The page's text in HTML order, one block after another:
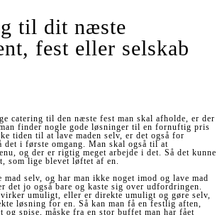
til dit næste
fest eller selskab
catering til den næste fest man skal afholde, er der
finder nogle gode løsninger til en fornuftig pris
tiden til at lave maden selv, er det også for
det i første omgang. Man skal også til at
og der er rigtig meget arbejde i det. Så det kunne
som lige blevet løftet af en.
selv, og har man ikke noget imod og lave mad
det jo også bare og kaste sig over udfordringen.
umuligt, eller er direkte umuligt og gøre selv,
løsning for en. Så kan man få en festlig aften,
og spise, måske fra en stor buffet man har fået